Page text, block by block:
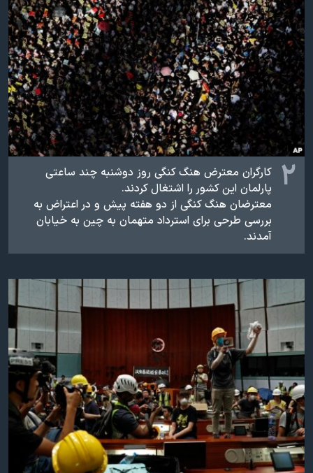
نرگس محمدی برنده جایزه نوبل صلح
همایش محافظه‌کاران آمریکا «سی‌پک»
صفحه‌های ویژه
سفر پرزیدنت ترامپ به چین
۲ کارگران معترض هنگ کنگی روز دوشنبه چند ساعتی
پارلمان این کشور را اشتغال کردند.
معترضان هنگ کنگی از دو هفته پیش و در اعتراض به
بررسی طرحی برای استرداد متهمان به چین به خیابان
آمدند.